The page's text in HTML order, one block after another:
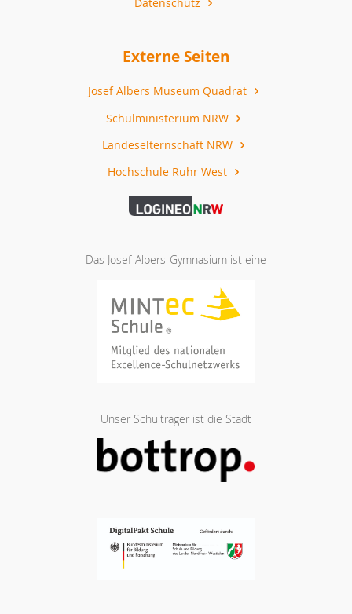
Datenschutz
Externe Seiten
Josef Albers Museum Quadrat
Schulministerium NRW
Landeselternschaft NRW
Hochschule Ruhr West
Das Josef-Albers-Gymnasium ist eine
Unser Schulträger ist die Stadt